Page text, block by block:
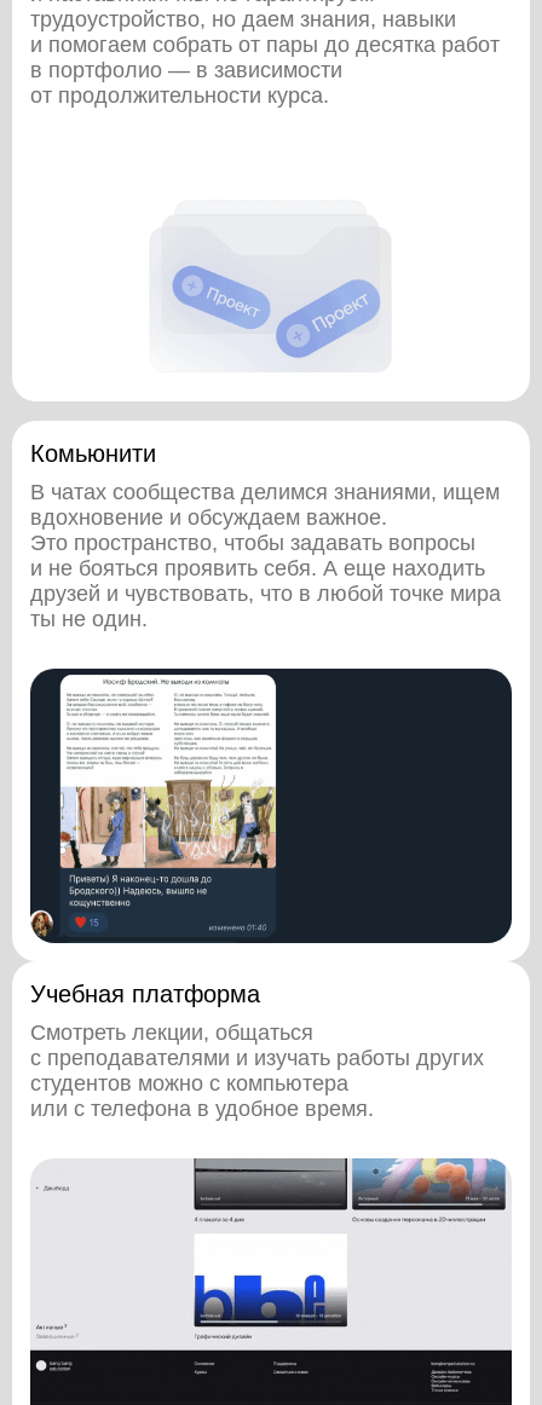
трудоустройство, но даем знания, навыки
и помогаем собрать от пары до десятка работ
в портфолио — в зависимости
от продолжительности курса.
Комьюнити
В чатах сообщества делимся знаниями, ищем
вдохновение и обсуждаем важное.
Это пространство, чтобы задавать вопросы
и не бояться проявить себя. А еще находить
друзей и чувствовать, что в любой точке мира
ты не один.
Учебная платформа
Смотреть лекции, общаться
с преподавателями и изучать работы других
студентов можно с компьютера
или с телефона в удобное время.